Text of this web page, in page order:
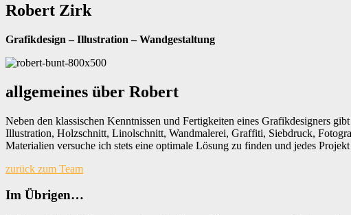
Robert Zirk
Grafikdesign – Illustration – Wandgestaltung
allgemeines über Robert
Neben den klassischen Kenntnissen und Fertigkeiten eines Grafikdesigners
Illustration, Holzschnitt, Linolschnitt, Wandmalerei, Graffiti, Siebdruck,
Materialien versuche ich stets eine optimale Lösung zu finden und jedes
zurück zum Team
Im Übrigen…